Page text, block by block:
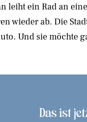
leiht ein Rad an
wieder ab. Die
Und sie möchte
Das ist